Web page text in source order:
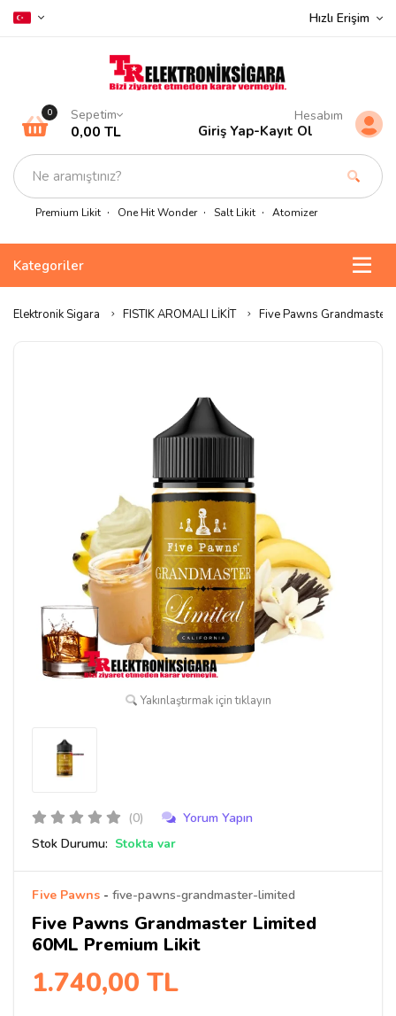
Hızlı Erişim
Premium Likit One Hit Wonder Salt Likit Atomizer
0 Sepetim
0,00 TL
Hesabım
Giriş Yap-Kayıt Ol
Kategoriler
Elektronik Sigara FISTIK AROMALI LİKİT Five Pawns Grandmaster
Yakınlaştırmak için tıklayın
(0)
Yorum Yapın
Stok Durumu: Stokta var
Five Pawns - five-pawns-grandmaster-limited
Five Pawns Grandmaster Limited
60ML Premium Likit
1.740,00 TL